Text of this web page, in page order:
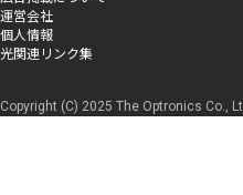
運営会社
個人情報
光関連リンク集
Copyright (C) 2025 The Optronics Co.,